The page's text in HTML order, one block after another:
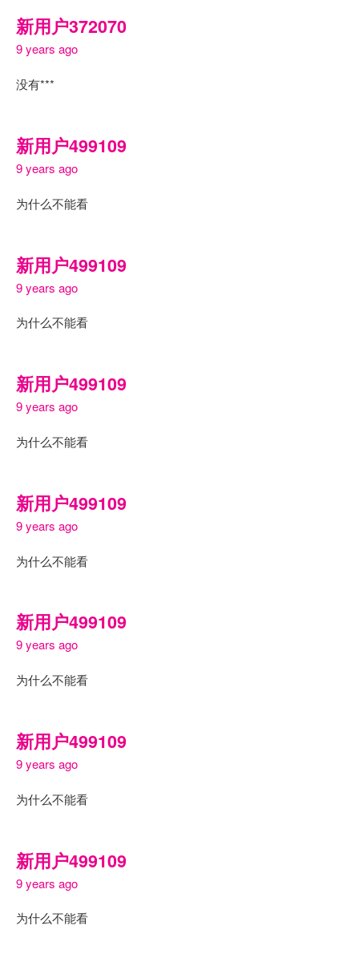
新用户372070
9 years ago
没有***
新用户499109
9 years ago
为什么不能看
新用户499109
9 years ago
为什么不能看
新用户499109
9 years ago
为什么不能看
新用户499109
9 years ago
为什么不能看
新用户499109
9 years ago
为什么不能看
新用户499109
9 years ago
为什么不能看
新用户499109
9 years ago
为什么不能看